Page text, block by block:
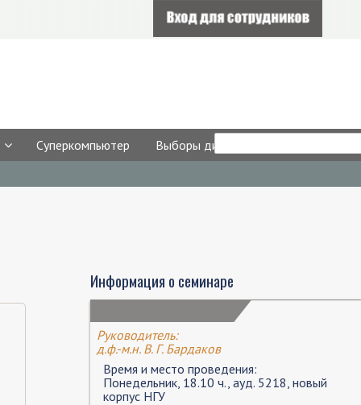
Суперкомпьютер Выборы директора
Форма
поиска
Информация о семинаре
Руководитель:
д.ф.-м.н. В. Г. Бардаков
Время и место проведения:
Понедельник, 18.10 ч., ауд. 5218, новый
корпус НГУ